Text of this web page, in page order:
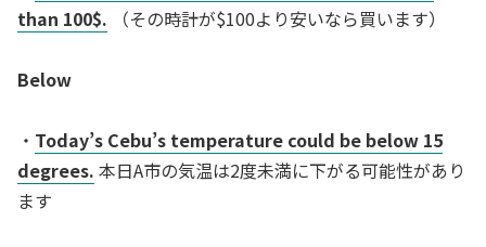
than 100$. （その時計が$100より安いなら買います）
Below
・ Today’s Cebu’s temperature could be below 15
degrees. 本日A市の気温は2度未満に下がる可能性があり
ます